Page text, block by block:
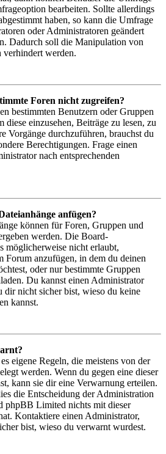
bearbeiten. Sollte allerdings
haben, so kann die Umfrage
oder Administratoren geändert
Dadurch soll die Manipulation von
verhindert werden.
Foren nicht zugreifen?
bestimmten Benutzern oder Gruppen
diese einzusehen, Beiträge zu lesen, zu
Vorgänge durchzuführen, brauchst du
Berechtigungen. Frage einen
nach entsprechenden
anfügen?
können für Foren, Gruppen und
werden. Die Board-
möglicherweise nicht erlaubt,
Forum anzufügen, in dem du deinen
oder nur bestimmte Gruppen
Du kannst einen Administrator
dir nicht sicher bist, wieso du keine
kannst.
eigene Regeln, die meistens von der
werden. Wenn du gegen eine dieser
kann sie dir eine Verwarnung erteilen.
die Entscheidung der Administration
phpBB Limited nichts mit dieser
Kontaktiere einen Administrator,
bist, wieso du verwarnt wurdest.